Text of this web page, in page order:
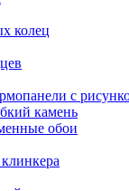
колец
с
камень
обои